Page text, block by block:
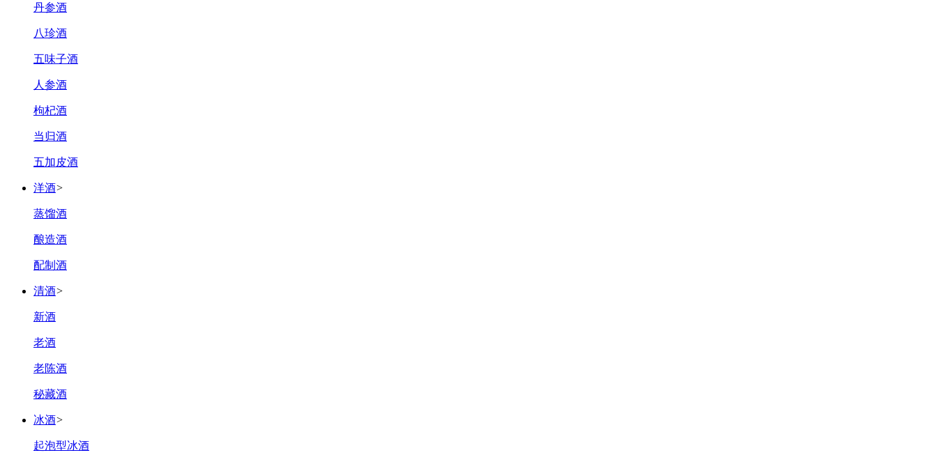
丹参酒
八珍酒
五味子酒
人参酒
枸杞酒
当归酒
五加皮酒
洋酒>
蒸馏酒
酿造酒
配制酒
清酒>
新酒
老酒
老陈酒
秘藏酒
冰酒>
起泡型冰酒